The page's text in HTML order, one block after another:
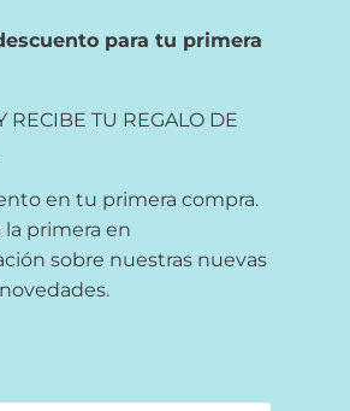
para tu primera
RECIBE TU REGALO DE
en tu primera compra.
la primera en
sobre nuestras nuevas